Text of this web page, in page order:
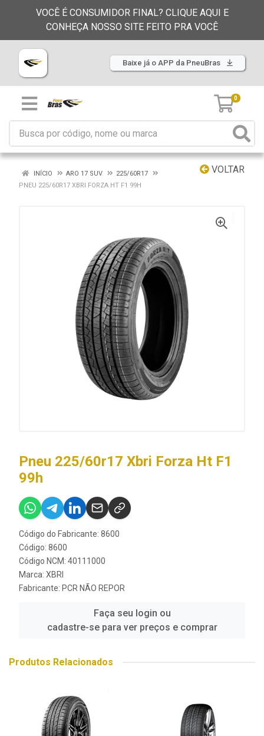
VOCÊ É CONSUMIDOR FINAL? CLIQUE AQUI E
CONHEÇA NOSSO SITE FEITO PRA VOCÊ
Baixe já o APP da PneuBras
0
VOLTAR
INÍCIO ARO 17 SUV
225/60R17
PNEU 225/60R17 XBRI FORZA HT F1 99H
Pneu 225/60r17 Xbri Forza Ht F1
99h
Código do Fabricante: 8600
Código: 8600
Código NCM: 40111000
Marca: XBRI
Fabricante: PCR NÃO REPOR
Faça seu login ou
cadastre-se para ver preços e comprar
Produtos Relacionados